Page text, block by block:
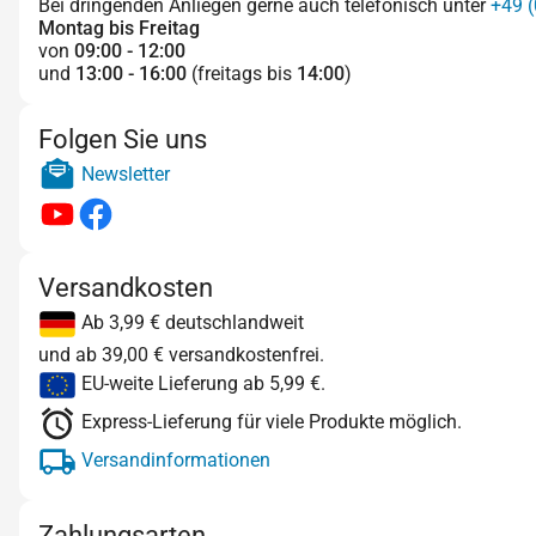
Bei dringenden Anliegen gerne auch telefonisch unter+49
Montag bis Freitag
von 09:00 - 12:00
und 13:00 - 16:00 (freitags bis 14:00)
Folgen Sie uns
Newsletter
Versandkosten
Ab 3,99 € deutschlandweit
und ab 39,00 € versandkostenfrei.
EU-weite Lieferung ab 5,99 €.
Express-Lieferung für viele Produkte möglich.
Versandinformationen